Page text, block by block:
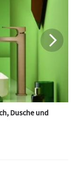
Dusche und